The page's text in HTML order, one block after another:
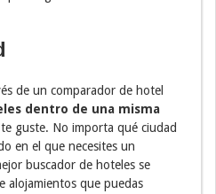
de un comparador de hotel
dentro de una misma
guste. No importa qué ciudad
en el que necesites un
buscador de hoteles se
alojamientos que puedas